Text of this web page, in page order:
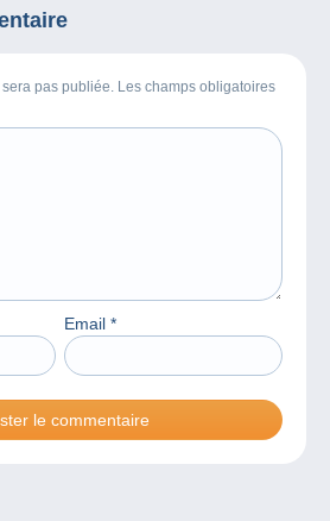
pas publiée. Les champs obligatoires
Email *